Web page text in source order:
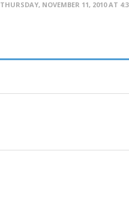
THURSDAY, NOVEMBER 11, 2010 AT